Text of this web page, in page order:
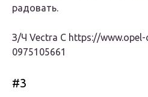
радовать.
З/Ч Vectra C https://
0975105661
#3